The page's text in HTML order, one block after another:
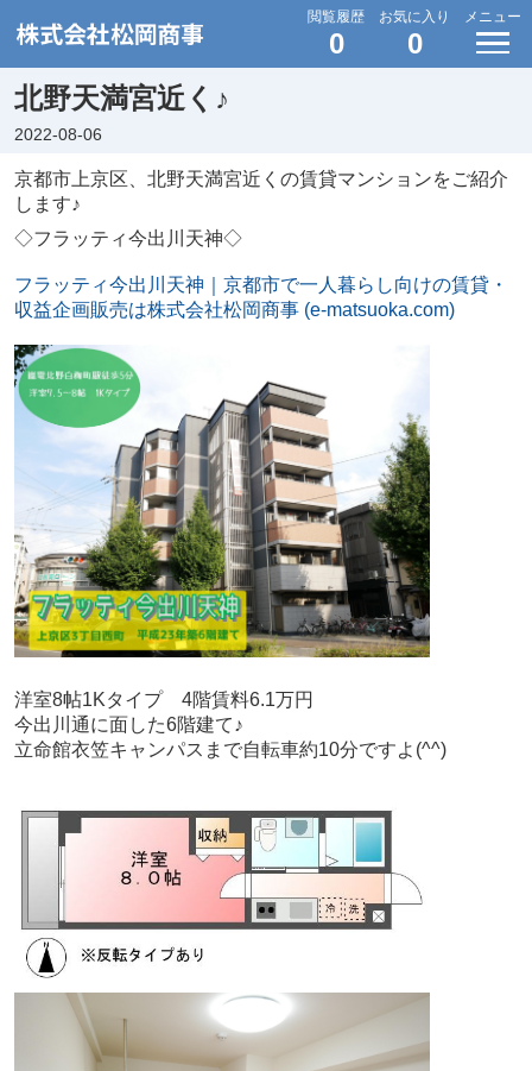
閲覧履歴
0
お気に入り
0
メニュー
北野天満宮近く♪
2022-08-06
京都市上京区、北野天満宮近くの賃貸マンションをご紹介
します♪
◇フラッティ今出川天神◇
フラッティ今出川天神｜京都市で一人暮らし向けの賃貸・
収益企画販売は株式会社松岡商事 (e-matsuoka.com)
洋室8帖1Kタイプ　4階賃料6.1万円
今出川通に面した6階建て♪
立命館衣笠キャンパスまで自転車約10分ですよ(^^)